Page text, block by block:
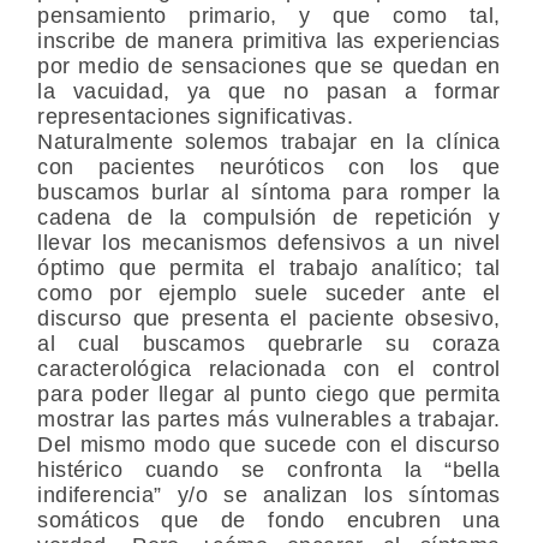
pensamiento primario, y que como tal,
inscribe de manera primitiva las experiencias
por medio de sensaciones que se quedan en
la vacuidad, ya que no pasan a formar
representaciones significativas.
Naturalmente solemos trabajar en la clínica
con pacientes neuróticos con los que
buscamos burlar al síntoma para romper la
cadena de la compulsión de repetición y
llevar los mecanismos defensivos a un nivel
óptimo que permita el trabajo analítico; tal
como por ejemplo suele suceder ante el
discurso que presenta el paciente obsesivo,
al cual buscamos quebrarle su coraza
caracterológica relacionada con el control
para poder llegar al punto ciego que permita
mostrar las partes más vulnerables a trabajar.
Del mismo modo que sucede con el discurso
histérico cuando se confronta la “bella
indiferencia” y/o se analizan los síntomas
somáticos que de fondo encubren una